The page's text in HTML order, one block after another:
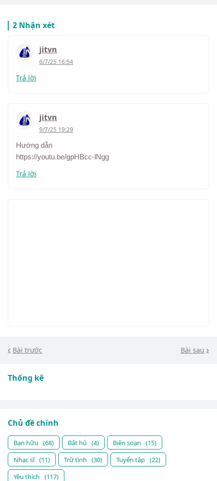
2 Nhận xét
jitvn
6/7/25 16:54
Trả lời
jitvn
9/7/25 19:29
Hướng dẫn
https://youtu.be/gpHBcc-lNgg
Trả lời
Bài trước Bài sau
Thống kê
Chủ đề chính
Bạn hữu (68) Bất hủ (4) Biên soạn
(15)
Nhạc sĩ (11) Trữ tình (30) Tuyển tập (22)
Yêu thích
(117)